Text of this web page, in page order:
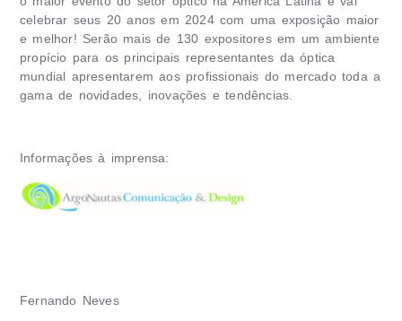
celebrar seus 20 anos em 2024 com uma exposição maior
e melhor! Serão mais de 130 expositores em um ambiente
propício para os principais representantes da óptica
mundial apresentarem aos profissionais do mercado toda a
gama de novidades, inovações e tendências.
Informações à imprensa:
Fernando Neves